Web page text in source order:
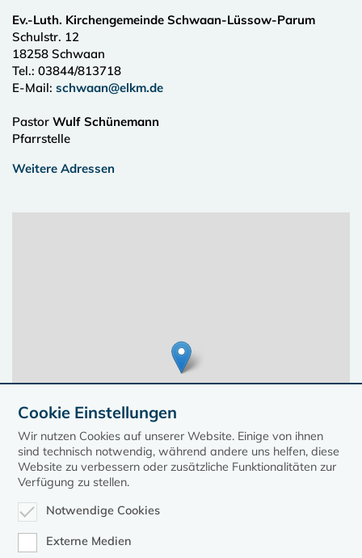
Ev.-Luth. Kirchengemeinde Schwaan-Lüssow-Parum
Schulstr. 12
18258 Schwaan
Tel.: 03844/813718
E-Mail: schwaan@elkm.de
Pastor Wulf Schünemann
Pfarrstelle
Weitere Adressen
Cookie Einstellungen
Wir nutzen Cookies auf unserer Website. Einige von ihnen
sind technisch notwendig, während andere uns helfen, diese
Website zu verbessern oder zusätzliche Funktionalitäten zur
Verfügung zu stellen.
Notwendige Cookies
Externe Medien